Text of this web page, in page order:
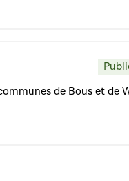
de Bous et de